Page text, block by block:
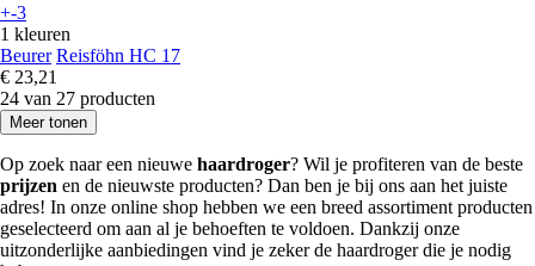
+-3
1 kleuren
Beurer Reisföhn HC 17
€ 23,21
24 van 27 producten
Meer tonen
Op zoek naar een nieuwe haardroger? Wil je profiteren van de beste
prijzen en de nieuwste producten? Dan ben je bij ons aan het juiste
adres! In onze online shop hebben we een breed assortiment producten
geselecteerd om aan al je behoeften te voldoen. Dankzij onze
uitzonderlijke aanbiedingen vind je zeker de haardroger die je nodig